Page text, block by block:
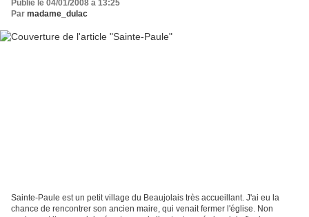
Publié le 04/01/2008 à 13:25
Par madame_dulac
Sainte-Paule est un petit village du Beaujolais très accueillant. J'ai eu la
chance de rencontrer son ancien maire, qui venait fermer l'église. Non